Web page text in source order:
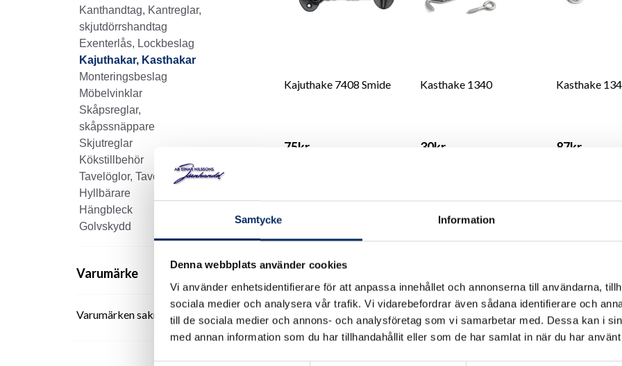
Samtycke Information
Denna webbplats använder cookies
Vi använder enhetsidentifierare för att anpassa innehållet och annonserna till användarna,
sociala medier och analysera vår trafik. Vi vidarebefordrar även sådana identifierare och
till de sociala medier och annons- och analysföretag som vi samarbetar med. Dessa kan i
med annan information som du har tillhandahållit eller som de har samlat in när du har
Kanthandtag, Kantreglar,
skjutdörrshandtag
Exenterlås, Lockbeslag
Kajuthakar, Kasthakar
Monteringsbeslag
Möbelvinklar
Skåpsreglar,
skåpssnäppare
Skjutreglar
Kökstillbehör
Tavelöglor, Tavelkrok
Hyllbärare
Hängbleck
Golvskydd
Varumärke
Varumärken saknas
Kajuthake 7408 Smide
75kr
Kasthake 1340
30kr
Kasthake
87kr